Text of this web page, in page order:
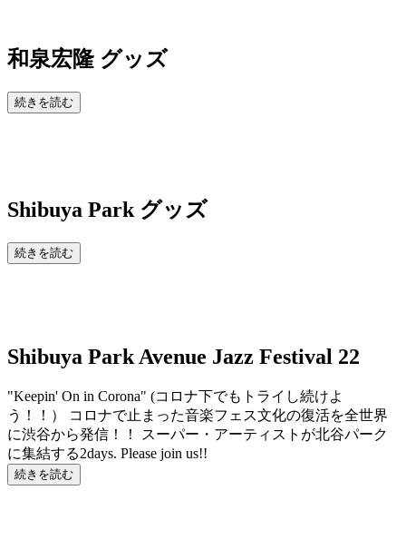
和泉宏隆 グッズ
続きを読む
Shibuya Park グッズ
続きを読む
Shibuya Park Avenue Jazz Festival 22
"Keepin' On in Corona" (コロナ下でもトライし続けよ
う！！） コロナで止まった音楽フェス文化の復活を全世界
に渋谷から発信！！ スーパー・アーティストが北谷パーク
に集結する2days. Please join us!!
続きを読む